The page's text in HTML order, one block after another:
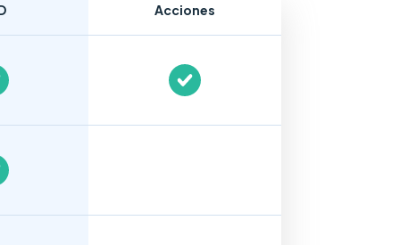
Acciones